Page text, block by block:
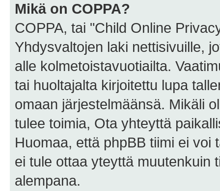
Mikä on COPPA?
COPPA, tai "Child Online
Yhdysvaltojen laki nettisivuille,
alle kolmetoistavuotiailta.
tai huoltajalta kirjoitettu lupa
omaan järjestelmäänsä. Mikäli
tulee toimia, Ota yhteyttä
Huomaa, että phpBB tiimi ei
ei tule ottaa yteyttä muutenkuin
alempana.